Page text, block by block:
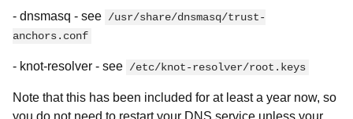
- dnsmasq - see /usr/share/dnsmasq/trust-
anchors.conf
- knot-resolver - see /etc/knot-resolver/root.keys
Note that this has been included for at least a year now, so
you do not need to restart your DNS service unless your